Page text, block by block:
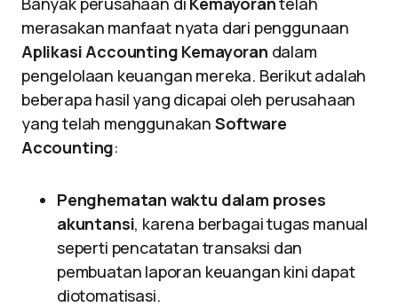
merasakan manfaat nyata dari penggunaan
Aplikasi Accounting Kemayoran dalam
pengelolaan keuangan mereka. Berikut adalah
beberapa hasil yang dicapai oleh perusahaan
yang telah menggunakan Software
Accounting:
Penghematan waktu dalam proses
akuntansi, karena berbagai tugas manual
seperti pencatatan transaksi dan
pembuatan laporan keuangan kini dapat
diotomatisasi.